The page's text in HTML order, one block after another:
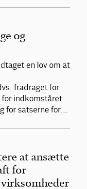
og
en lov om at
fradraget for
for indkomståret
for satserne for…
at ansætte
for